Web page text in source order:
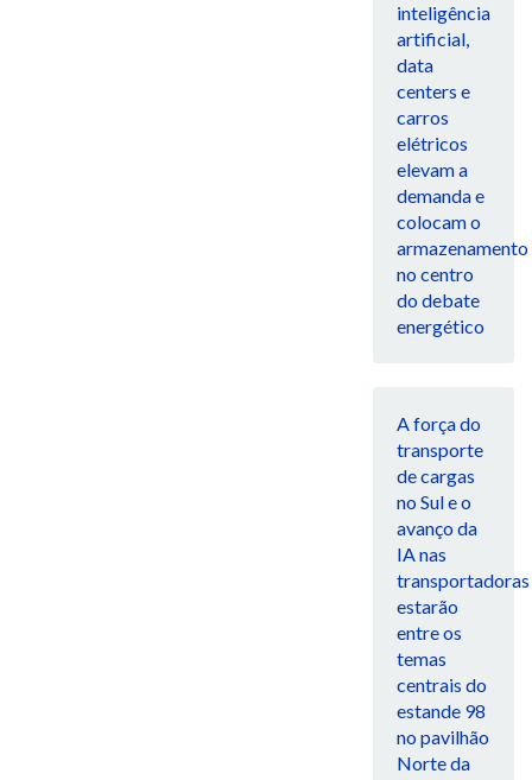
inteligência
artificial,
data
centers e
carros
elétricos
elevam a
demanda e
colocam o
armazenamento
no centro
do debate
energético
A força do
transporte
de cargas
no Sul e o
avanço da
IA nas
transportadoras
estarão
entre os
temas
centrais do
estande 98
no pavilhão
Norte da